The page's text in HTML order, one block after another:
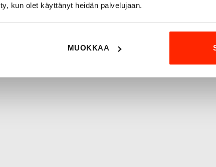
kun olet käyttänyt heidän palvelujaan.
MUOKKAA